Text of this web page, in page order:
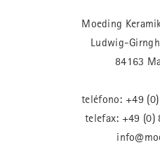
Moeding
Ludwig-
84163
teléfono: +49
telefax: +49 (0)